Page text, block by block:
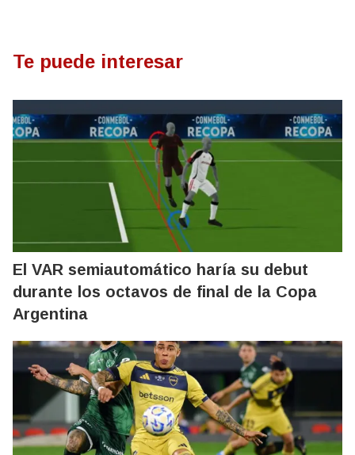
Te puede interesar
El VAR semiautomático haría su debut
durante los octavos de final de la Copa
Argentina